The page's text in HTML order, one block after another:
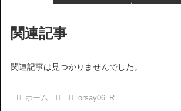
関連記事
関連記事は見つかりませんでした。
ホーム orsay06_R